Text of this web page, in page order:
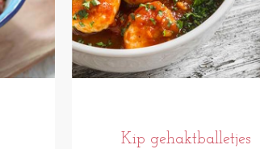
Kip gehaktballetjes